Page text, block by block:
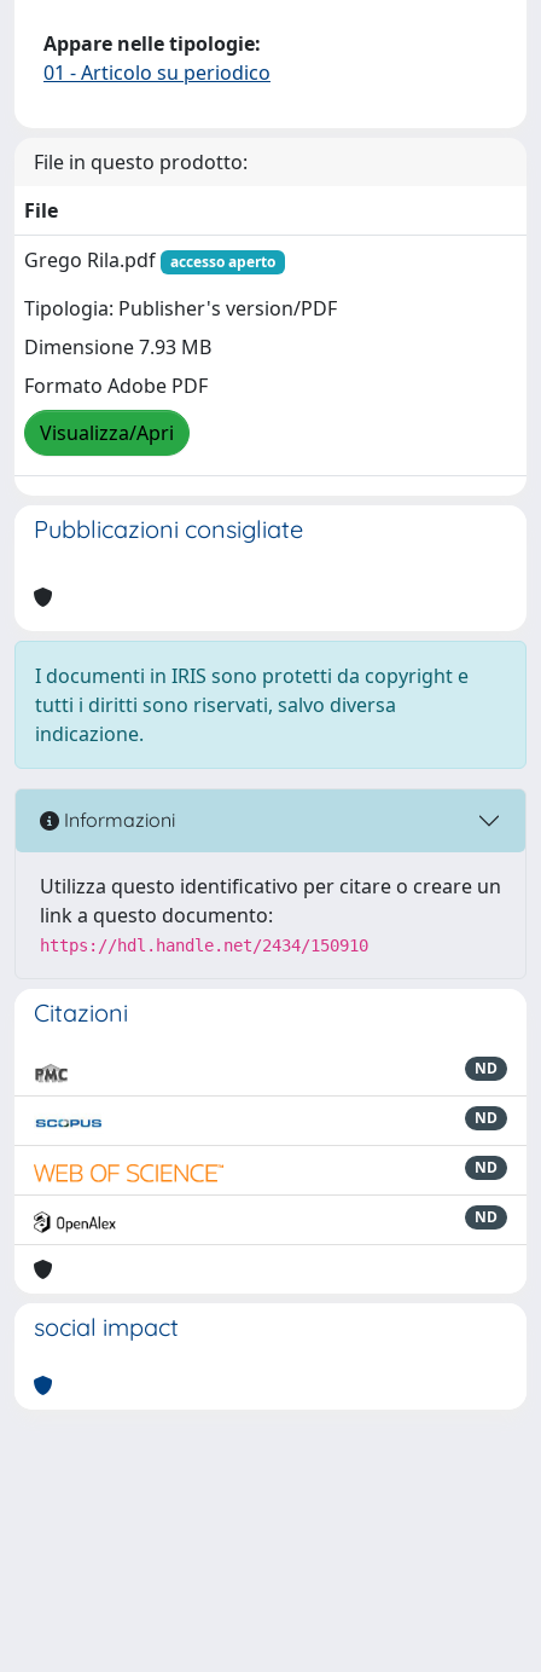
Appare nelle tipologie:
01 - Articolo su periodico
File in questo prodotto:
File
Grego Rila.pdf
accesso aperto
Tipologia: Publisher's version/PDF
Dimensione 7.93 MB
Formato Adobe PDF
Visualizza/Apri
Pubblicazioni consigliate
I documenti in IRIS sono protetti da copyright e
tutti i diritti sono riservati, salvo diversa
indicazione.
Informazioni
Utilizza questo identificativo per citare o creare un
link a questo documento:
https://hdl.handle.net/2434/150910
Citazioni
ND
ND
ND
ND
social impact